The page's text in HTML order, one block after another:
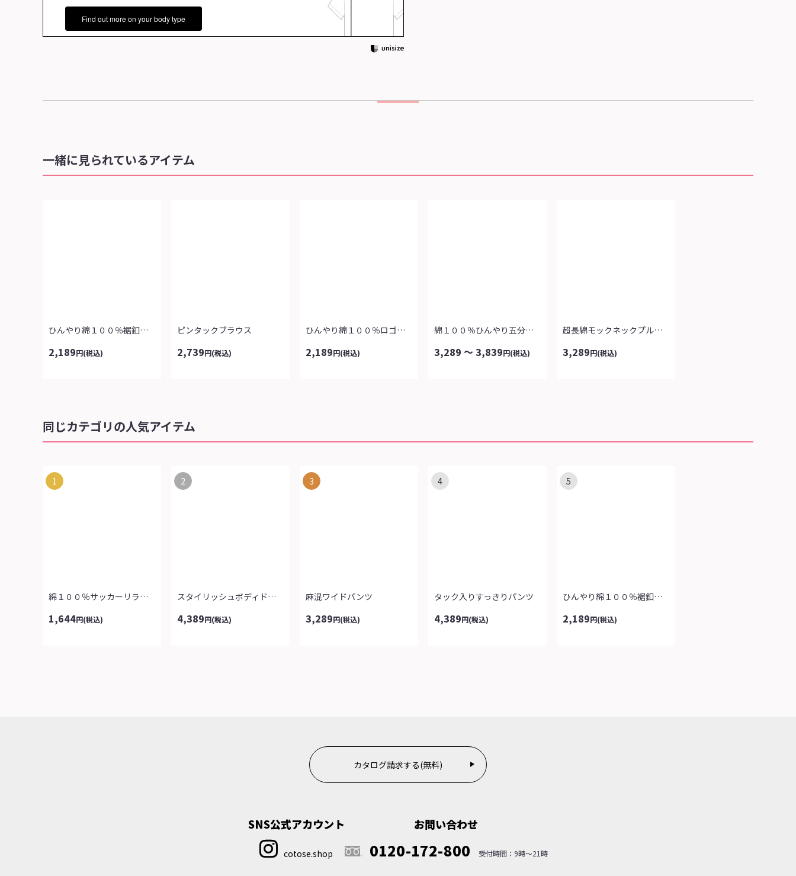
Find out more on your body type
一緒に見られているアイテム
ひんやり綿１００％裾釦使いチュニック
2,189円(税込)
ピンタックブラウス
2,739円(税込)
ひんやり綿１００％ロゴＴシャツ
2,189円(税込)
綿１００％ひんやり五分袖プルオーバー
3,289 ～ 3,839円(税込)
超長綿モックネックプルオーバー
3,289円(税込)
同じカテゴリの人気アイテム
1
綿１００％サッカーリラックスパンツ（よ...
1,644円(税込)
2
スタイリッシュボディドライセミワイドパ...
4,389円(税込)
3
麻混ワイドパンツ
3,289円(税込)
4
タック入りすっきりパンツ
4,389円(税込)
5
ひんやり綿１００％裾釦使いチュニック
2,189円(税込)
カタログ請求する(無料)
SNS公式アカウント
cotose.shop
お問い合わせ
0120-172-800